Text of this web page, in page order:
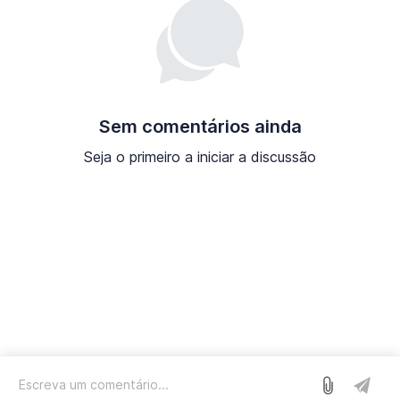
Sem comentários ainda
Seja o primeiro a iniciar a discussão
Nós usamos o Sleekplan